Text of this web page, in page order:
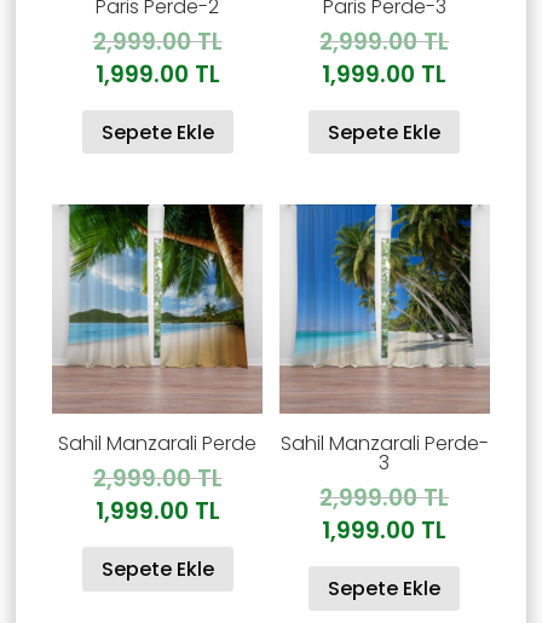
Paris Perde-2
2,999.00TLOrijinal
2,999.00 TL.
1,999.00 TLŞu
andaki
Sepete Ekle
Paris Perde-3
2,999.00TLOrijinal
1,999.00 TL
andaki
Sepete Ekle
Sahil Manzarali Perde
2,999.00TLOrijinal
2,999.00 TL.
1,999.00 TLŞu
andaki
1,999.00 TL.
Sepete Ekle
Sahil Manzarali Perde-
3
2,999.00TLOrijinal
1,999.00 TL
andaki
Sepete Ekle